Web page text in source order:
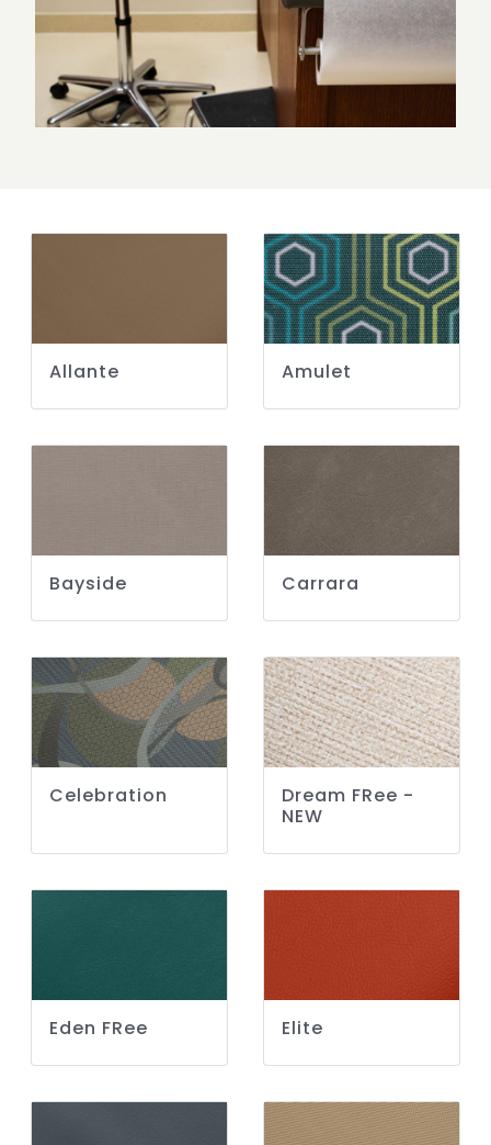
Allante Amulet
Bayside Carrara
Celebration
Dream FRee -
NEW
Eden FRee Elite